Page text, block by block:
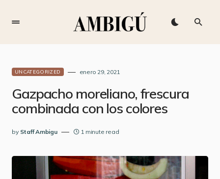
UNCATEGORIZED enero 29, 2021
Gazpacho moreliano, frescura
combinada con los colores
by Staff Ambigu 1 minute read